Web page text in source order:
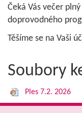
Čeká Vás večer
doprovodného
Těšíme se na Vaši
Soubory
Ples 7.2. 2026